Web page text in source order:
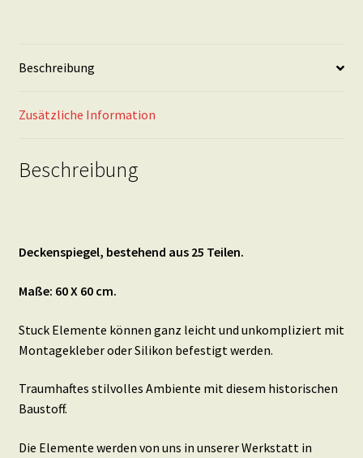
Beschreibung
Zusätzliche Information
Beschreibung
Deckenspiegel, bestehend aus 25 Teilen.
Maße: 60 X 60 cm.
Stuck Elemente können ganz leicht und unkompliziert mit
Montagekleber oder Silikon befestigt werden.
Traumhaftes stilvolles Ambiente mit diesem historischen
Baustoff.
Die Elemente werden von uns in unserer Werkstatt in